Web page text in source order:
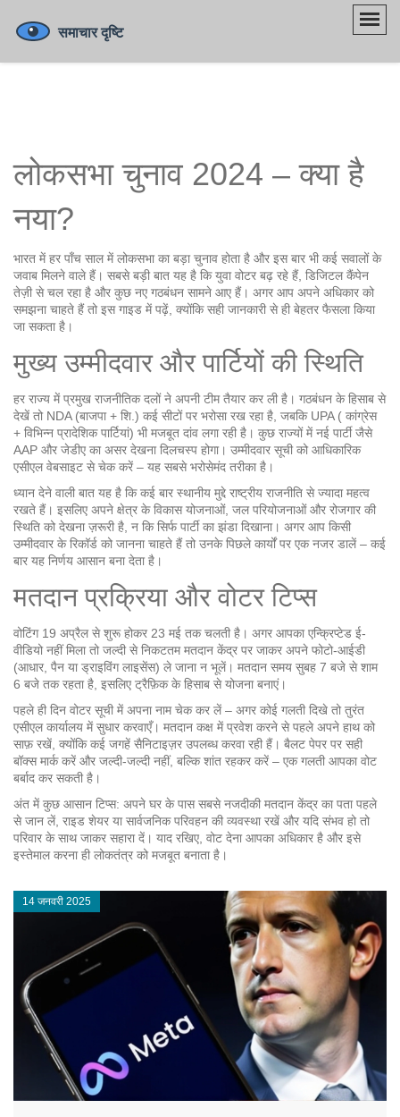
लोकसभा चुनाव 2024 – क्या है
नया?
भारत में हर पाँच साल में लोकसभा का बड़ा चुनाव होता है और इस बार भी कई सवालों के
जवाब मिलने वाले हैं। सबसे बड़ी बात यह है कि युवा वोटर बढ़ रहे हैं, डिजिटल कैंपेन
तेज़ी से चल रहा है और कुछ नए गठबंधन सामने आए हैं। अगर आप अपने अधिकार को
समझना चाहते हैं तो इस गाइड में पढ़ें, क्योंकि सही जानकारी से ही बेहतर फैसला किया
जा सकता है।
मुख्य उम्मीदवार और पार्टियों की स्थिति
हर राज्य में प्रमुख राजनीतिक दलों ने अपनी टीम तैयार कर ली है। गठबंधन के हिसाब से
देखें तो NDA (बाजपा + शि.) कई सीटों पर भरोसा रख रहा है, जबकि UPA ( कांग्रेस
+ विभिन्न प्रादेशिक पार्टियां) भी मजबूत दांव लगा रही है। कुछ राज्यों में नई पार्टी जैसे
AAP और जेडीए का असर देखना दिलचस्प होगा। उम्मीदवार सूची को आधिकारिक
एसीएल वेबसाइट से चेक करें – यह सबसे भरोसेमंद तरीका है।
ध्यान देने वाली बात यह है कि कई बार स्थानीय मुद्दे राष्ट्रीय राजनीति से ज्यादा महत्व
रखते हैं। इसलिए अपने क्षेत्र के विकास योजनाओं, जल परियोजनाओं और रोजगार की
स्थिति को देखना ज़रूरी है, न कि सिर्फ पार्टी का झंडा दिखाना। अगर आप किसी
उम्मीदवार के रिकॉर्ड को जानना चाहते हैं तो उनके पिछले कार्यों पर एक नजर डालें – कई
बार यह निर्णय आसान बना देता है।
मतदान प्रक्रिया और वोटर टिप्स
वोटिंग 19 अप्रैल से शुरू होकर 23 मई तक चलती है। अगर आपका एन्क्रिप्टेड ई-
वीडियो नहीं मिला तो जल्दी से निकटतम मतदान केंद्र पर जाकर अपने फोटो‑आईडी
(आधार, पैन या ड्राइविंग लाइसेंस) ले जाना न भूलें। मतदान समय सुबह 7 बजे से शाम
6 बजे तक रहता है, इसलिए ट्रैफ़िक के हिसाब से योजना बनाएं।
पहले ही दिन वोटर सूची में अपना नाम चेक कर लें – अगर कोई गलती दिखे तो तुरंत
एसीएल कार्यालय में सुधार करवाएँ। मतदान कक्ष में प्रवेश करने से पहले अपने हाथ को
साफ़ रखें, क्योंकि कई जगहें सैनिटाइज़र उपलब्ध करवा रही हैं। बैलट पेपर पर सही
बॉक्स मार्क करें और जल्दी‑जल्दी नहीं, बल्कि शांत रहकर करें – एक गलती आपका वोट
बर्बाद कर सकती है।
अंत में कुछ आसान टिप्स: अपने घर के पास सबसे नजदीकी मतदान केंद्र का पता पहले
से जान लें, राइड शेयर या सार्वजनिक परिवहन की व्यवस्था रखें और यदि संभव हो तो
परिवार के साथ जाकर सहारा दें। याद रखिए, वोट देना आपका अधिकार है और इसे
इस्तेमाल करना ही लोकतंत्र को मजबूत बनाता है।
14 जनवरी 2025